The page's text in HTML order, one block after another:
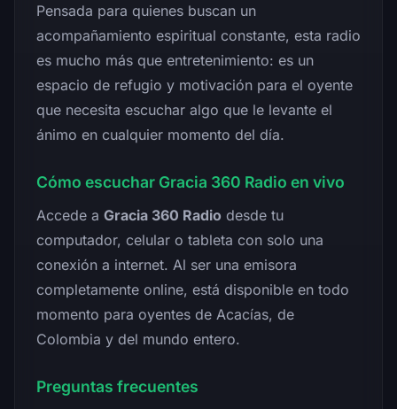
Pensada para quienes buscan un
acompañamiento espiritual constante, esta radio
es mucho más que entretenimiento: es un
espacio de refugio y motivación para el oyente
que necesita escuchar algo que le levante el
ánimo en cualquier momento del día.
Cómo escuchar Gracia 360 Radio en vivo
Accede a Gracia 360 Radio desde tu
computador, celular o tableta con solo una
conexión a internet. Al ser una emisora
completamente online, está disponible en todo
momento para oyentes de Acacías, de
Colombia y del mundo entero.
Preguntas frecuentes